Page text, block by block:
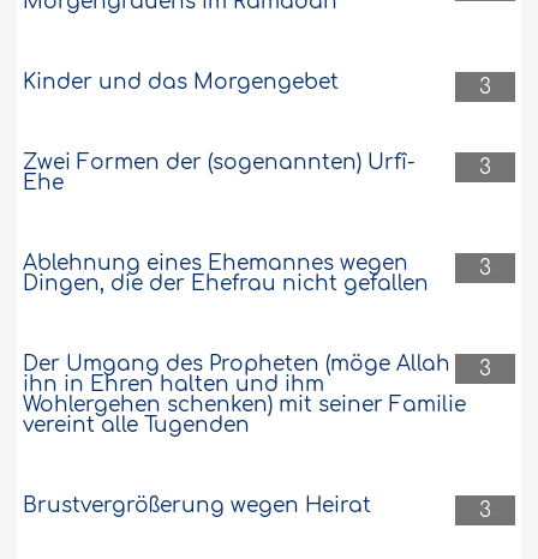
3
Kinder und das Morgengebet
3
Zwei Formen der (sogenannten) Urfî-
Ehe
3
Ablehnung eines Ehemannes wegen
Dingen, die der Ehefrau nicht gefallen
3
Der Umgang des Propheten (möge Allah
ihn in Ehren halten und ihm
Wohlergehen schenken) mit seiner Familie
vereint alle Tugenden
3
Brustvergrößerung wegen Heirat